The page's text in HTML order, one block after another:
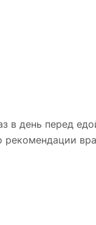
в день перед
рекомендации